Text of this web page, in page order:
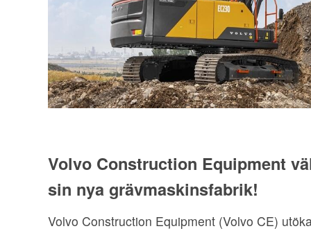
Volvo Construction Equipment
sin nya grävmaskinsfabrik!
Volvo Construction Equipment (Volvo CE)